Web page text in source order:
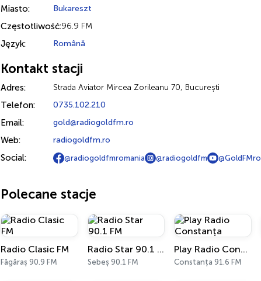
Miasto: Bukareszt
Częstotliwość:96.9 FM
Język: Română
Kontakt stacji
Adres: Strada Aviator Mircea Zorileanu 70, București
Telefon: 0735.102.210
Email: gold@radiogoldfm.ro
Web: radiogoldfm.ro
Social: @radiogoldfmromania @radiogoldfm @GoldFMro
Polecane stacje
Radio Clasic FM
Făgăraș 90.9 FM
Radio Star 90.1 FM
Sebeș 90.1 FM
Play Radio Constanța
Constanța 91.6 FM